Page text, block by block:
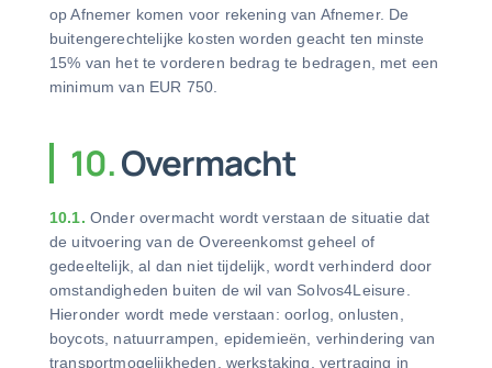
op Afnemer komen voor rekening van Afnemer. De
buitengerechtelijke kosten worden geacht ten minste
15% van het te vorderen bedrag te bedragen, met een
minimum van EUR 750.
10.Overmacht
10.1. Onder overmacht wordt verstaan de situatie dat
de uitvoering van de Overeenkomst geheel of
gedeeltelijk, al dan niet tijdelijk, wordt verhinderd door
omstandigheden buiten de wil van Solvos4Leisure.
Hieronder wordt mede verstaan: oorlog, onlusten,
boycots, natuurrampen, epidemieën, verhindering van
transportmogelijkheden, werkstaking, vertraging in